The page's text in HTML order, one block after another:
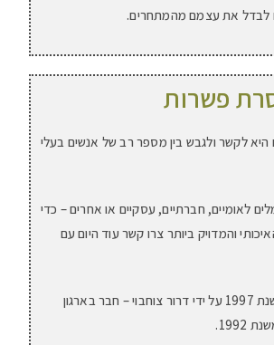
לבדל את עצמם מהמתחרים.
פשרות
לקשר ולגבש בין מספר רב של אנשים בעלי
לאומיים, חברתיים, עסקיים או אחרים – כדי
והמדויק ביותר צרו קשר עוד היום עם
חברה זו הוקמה בשנת 1997 על ידי דרור צוחבוי – חבר בארגון